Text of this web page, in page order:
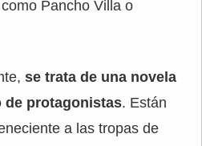
Pancho Villa o
se trata de una novela
de protagonistas. Están
a las tropas de